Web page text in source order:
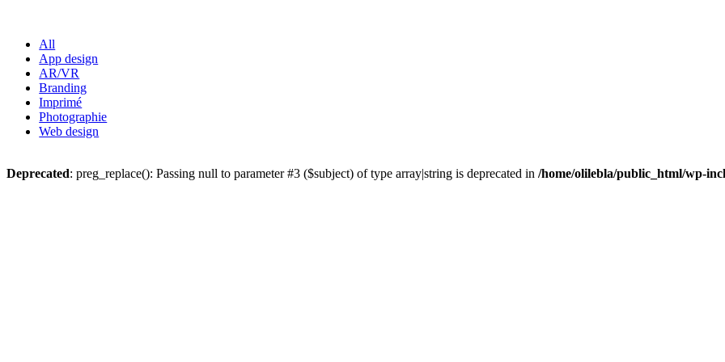
All
App design
AR/VR
Branding
Imprimé
Photographie
Web design
Deprecated: preg_replace(): Passing null to parameter #3 ($subject) of type array|string is deprecated in/home/olilebla/public_html/wp-